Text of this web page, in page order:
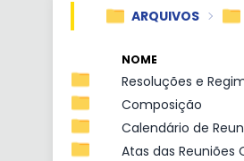
ARQUIVOS
NOME
Resoluções e
Composição
Calendário de
Atas das Reuniões